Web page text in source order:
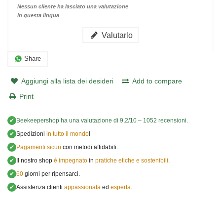
Nessun cliente ha lasciato una valutazione
in questa lingua
Valutarlo
Share
Aggiungi alla lista dei desideri
Add to compare
Print
✔ Beekeepershop ha una valutazione di 9,2/10 – 1052 recensioni.
✔ Spedizioni in tutto il mondo!
✔ Pagamenti sicuri con metodi affidabili.
✔ Il nostro shop è impegnato in pratiche etiche e sostenibili
✔ 60 giorni per ripensarci.
✔ Assistenza clienti appassionata ed esperta